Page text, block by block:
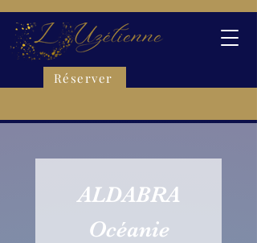
Réserver
ALDABRA
Océanie